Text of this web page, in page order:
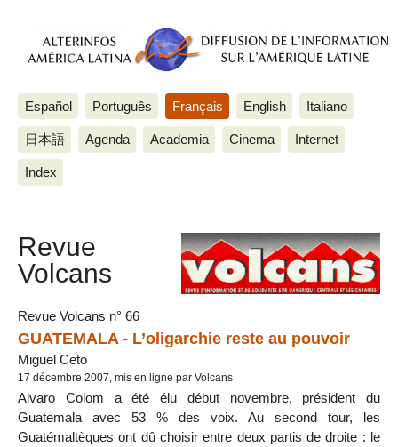
Español Português Français English Italiano
日本語 Agenda Academia Cinema Internet
Index
Revue
Volcans
Revue Volcans n° 66
GUATEMALA - L’oligarchie reste au pouvoir
Miguel Ceto
17 décembre 2007, mis en ligne par Volcans
Alvaro Colom a été élu début novembre, président du
Guatemala avec 53 % des voix. Au second tour, les
Guatémaltèques ont dû choisir entre deux partis de droite : le